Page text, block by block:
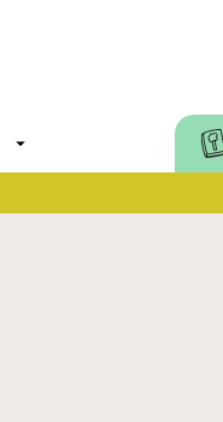
arrow_drop_down